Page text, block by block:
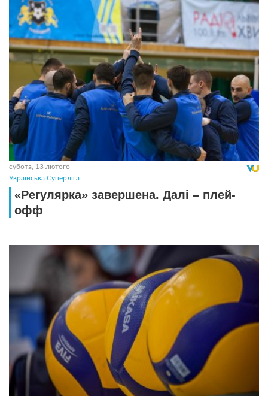
субота, 13 лютого
Українська Суперліга
«Регулярка» завершена. Далі – плей-
офф